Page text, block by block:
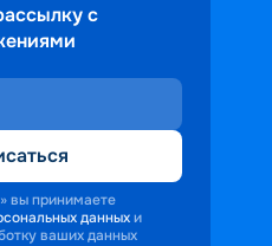
с
вы принимаете
данных и
ваших данных